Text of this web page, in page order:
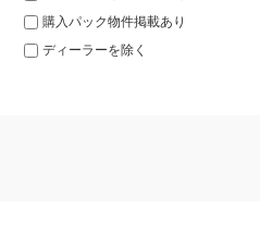
購入パック物件掲載あり
ディーラーを除く